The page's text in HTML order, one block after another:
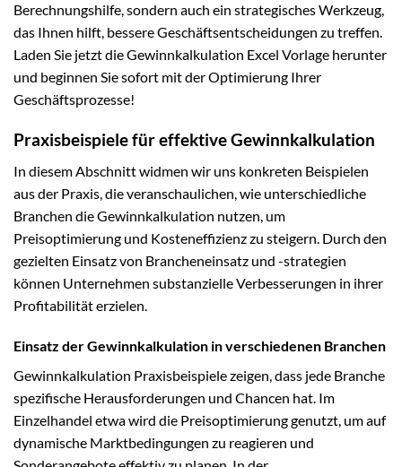
Berechnungshilfe, sondern auch ein strategisches Werkzeug,
das Ihnen hilft, bessere Geschäftsentscheidungen zu treffen.
Laden Sie jetzt die Gewinnkalkulation Excel Vorlage herunter
und beginnen Sie sofort mit der Optimierung Ihrer
Geschäftsprozesse!
Praxisbeispiele für effektive Gewinnkalkulation
In diesem Abschnitt widmen wir uns konkreten Beispielen
aus der Praxis, die veranschaulichen, wie unterschiedliche
Branchen die Gewinnkalkulation nutzen, um
Preisoptimierung und Kosteneffizienz zu steigern. Durch den
gezielten Einsatz von Brancheneinsatz und -strategien
können Unternehmen substanzielle Verbesserungen in ihrer
Profitabilität erzielen.
Einsatz der Gewinnkalkulation in verschiedenen Branchen
Gewinnkalkulation Praxisbeispiele zeigen, dass jede Branche
spezifische Herausforderungen und Chancen hat. Im
Einzelhandel etwa wird die Preisoptimierung genutzt, um auf
dynamische Marktbedingungen zu reagieren und